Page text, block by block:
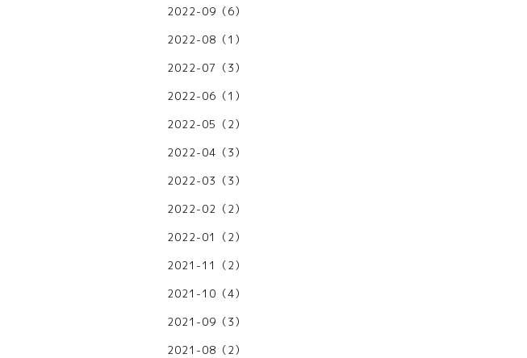
2022-09（6）
2022-08（1）
2022-07（3）
2022-06（1）
2022-05（2）
2022-04（3）
2022-03（3）
2022-02（2）
2022-01（2）
2021-11（2）
2021-10（4）
2021-09（3）
2021-08（2）